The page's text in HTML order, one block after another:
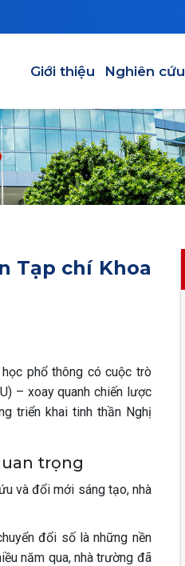
Giới thiệu Nghiên cứu
Tạp chí Khoa
phổ thông có cuộc trò
– xoay quanh chiến lược
triển khai tinh thần Nghị
trọng
và đổi mới sáng tạo, nhà
đổi số là những nền
năm qua, nhà trường đã